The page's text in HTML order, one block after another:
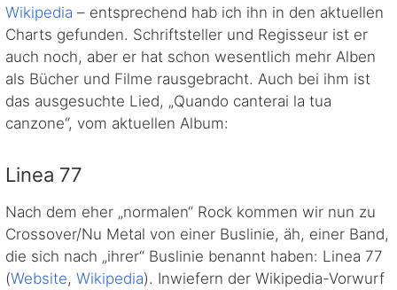
Wikipedia – entsprechend hab ich ihn in den aktuellen
Charts gefunden. Schriftsteller und Regisseur ist er
auch noch, aber er hat schon wesentlich mehr Alben
als Bücher und Filme rausgebracht. Auch bei ihm ist
das ausgesuchte Lied, „Quando canterai la tua
canzone“, vom aktuellen Album:
Linea 77
Nach dem eher „normalen“ Rock kommen wir nun zu
Crossover/Nu Metal von einer Buslinie, äh, einer Band,
die sich nach „ihrer“ Buslinie benannt haben: Linea 77
(Website, Wikipedia). Inwiefern der Wikipedia-Vorwurf